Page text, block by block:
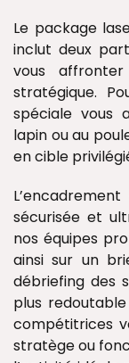
Le package
inclut deux
vous
stratégique.
spéciale vous
lapin ou au
en cible
sécurisée et
nos équipes
ainsi sur un
débriefing des
plus
compétitrices
stratège ou